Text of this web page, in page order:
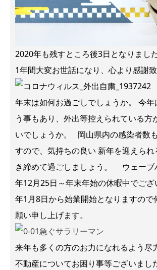
2020年も残すところ後3日となりまし
1年間大変お世話になり、心より感謝
年末は如何お過ごしでしょうか。 今
う事もあり、外出等控えられている方
いでしょうか。 岡山県内の感染者数
すので、気持ちの良い 新年を迎えられ
き締めて過ごしましょう。 ウェーブ
年12月25日～年末年始の休暇中でござ
年1月8日から始業開始となりますので
願い申し上げます。
来年も多くの方のお力になれるよう尽
不動産についてお困り事等ございまし